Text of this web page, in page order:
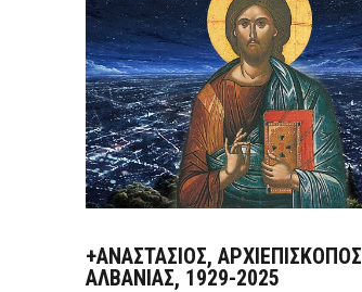
+ΑΝΑΣΤΆΣΙΟΣ, ΑΡΧΙΕΠΊΣΚΟΠΟΣ
ΑΛΒΑΝΊΑΣ, 1929-2025